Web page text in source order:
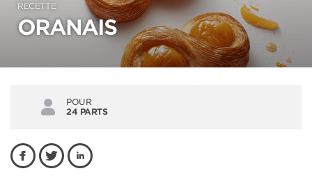
RECETTE
ORANAIS
POUR
24 PARTS